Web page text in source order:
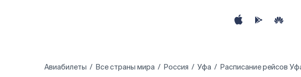
Авиабилеты Все страны мира Россия Уфа Расписание рейсов